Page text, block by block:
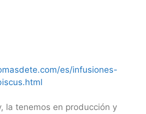
es/infusiones-
la tenemos en producción y